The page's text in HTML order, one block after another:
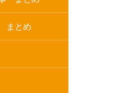
まとめ